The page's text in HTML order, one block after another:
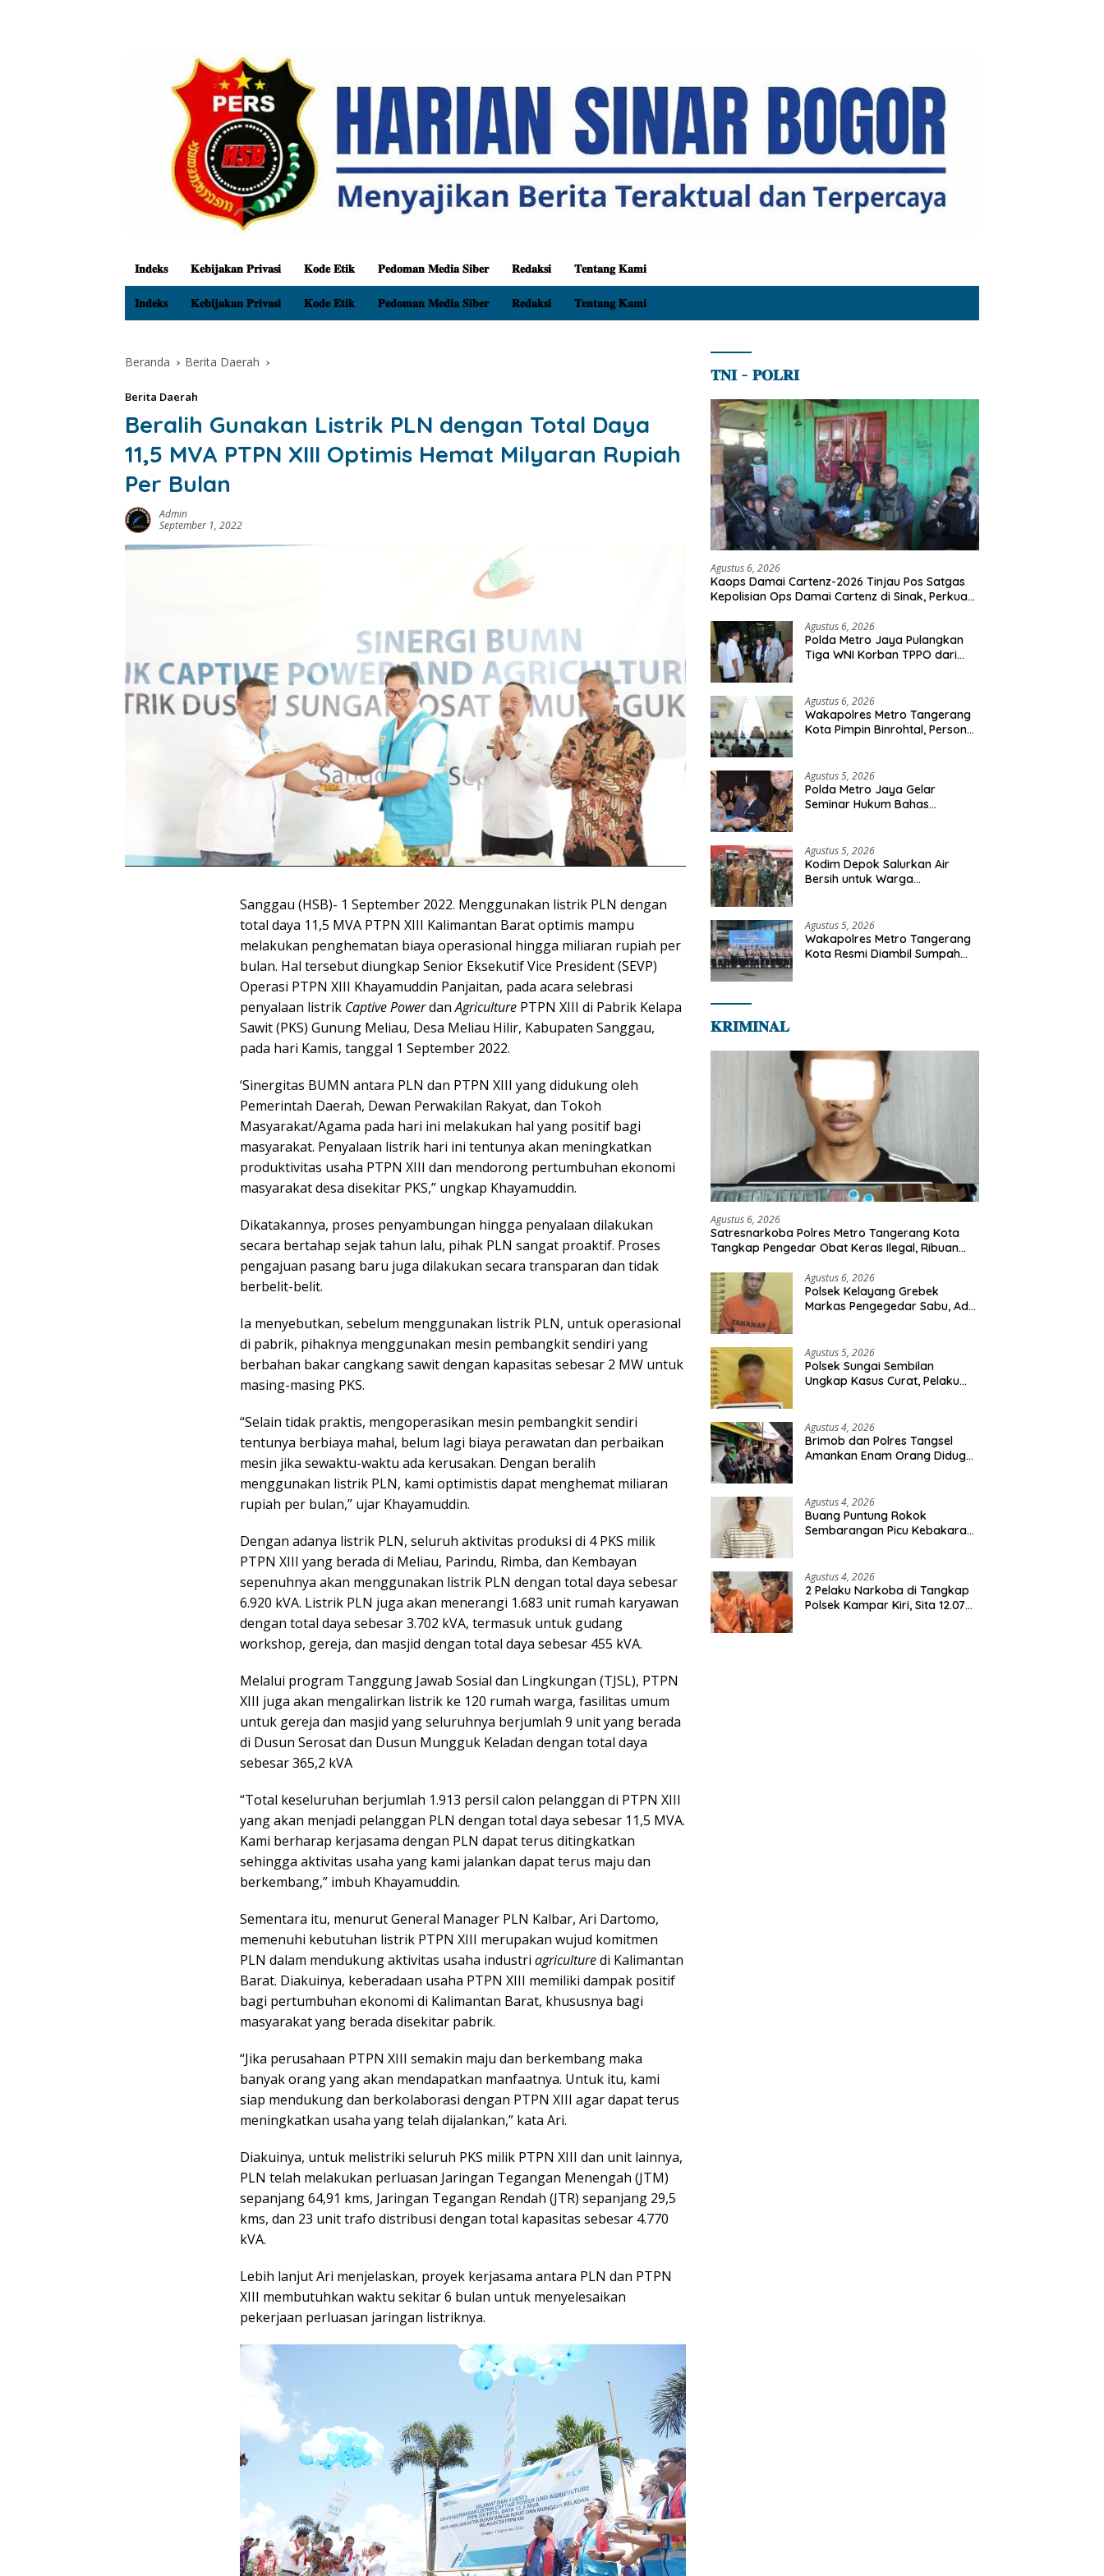
𝐈𝐧𝐝𝐞𝐤𝐬 𝐊𝐞𝐛𝐢𝐣𝐚𝐤𝐚𝐧 𝐏𝐫𝐢𝐯𝐚𝐬𝐢 𝐊𝐨𝐝𝐞 𝐄𝐭𝐢𝐤 𝐏𝐞𝐝𝐨𝐦𝐚𝐧 𝐌𝐞𝐝𝐢𝐚 𝐒𝐢𝐛𝐞𝐫 𝐑𝐞𝐝𝐚𝐤𝐬𝐢 𝐓𝐞𝐧𝐭𝐚𝐧𝐠 𝐊𝐚𝐦𝐢
𝐈𝐧𝐝𝐞𝐤𝐬 𝐊𝐞𝐛𝐢𝐣𝐚𝐤𝐚𝐧 𝐏𝐫𝐢𝐯𝐚𝐬𝐢 𝐊𝐨𝐝𝐞 𝐄𝐭𝐢𝐤 𝐏𝐞𝐝𝐨𝐦𝐚𝐧 𝐌𝐞𝐝𝐢𝐚 𝐒𝐢𝐛𝐞𝐫 𝐑𝐞𝐝𝐚𝐤𝐬𝐢 𝐓𝐞𝐧𝐭𝐚𝐧𝐠 𝐊𝐚𝐦𝐢
Beranda Berita Daerah
Berita Daerah
Beralih Gunakan Listrik PLN dengan Total Daya
11,5 MVA PTPN XIII Optimis Hemat Milyaran Rupiah
Per Bulan
Admin
September 1, 2022
Sanggau (HSB)- 1 September 2022. Menggunakan listrik PLN dengan
total daya 11,5 MVA PTPN XIII Kalimantan Barat optimis mampu
melakukan penghematan biaya operasional hingga miliaran rupiah per
bulan. Hal tersebut diungkap Senior Eksekutif Vice President (SEVP)
Operasi PTPN XIII Khayamuddin Panjaitan, pada acara selebrasi
penyalaan listrik Captive PowerdanAgriculture PTPN XIII di Pabrik Kelapa
Sawit (PKS) Gunung Meliau, Desa Meliau Hilir, Kabupaten Sanggau,
pada hari Kamis, tanggal 1 September 2022.
‘Sinergitas BUMN antara PLN dan PTPN XIII yang didukung oleh
Pemerintah Daerah, Dewan Perwakilan Rakyat, dan Tokoh
Masyarakat/Agama pada hari ini melakukan hal yang positif bagi
masyarakat. Penyalaan listrik hari ini tentunya akan meningkatkan
produktivitas usaha PTPN XIII dan mendorong pertumbuhan ekonomi
masyarakat desa disekitar PKS,” ungkap Khayamuddin.
Dikatakannya, proses penyambungan hingga penyalaan dilakukan
secara bertahap sejak tahun lalu, pihak PLN sangat proaktif. Proses
pengajuan pasang baru juga dilakukan secara transparan dan tidak
berbelit-belit.
Ia menyebutkan, sebelum menggunakan listrik PLN, untuk operasional
di pabrik, pihaknya menggunakan mesin pembangkit sendiri yang
berbahan bakar cangkang sawit dengan kapasitas sebesar 2 MW untuk
masing-masing PKS.
“Selain tidak praktis, mengoperasikan mesin pembangkit sendiri
tentunya berbiaya mahal, belum lagi biaya perawatan dan perbaikan
mesin jika sewaktu-waktu ada kerusakan. Dengan beralih
menggunakan listrik PLN, kami optimistis dapat menghemat miliaran
rupiah per bulan,” ujar Khayamuddin.
Dengan adanya listrik PLN, seluruh aktivitas produksi di 4 PKS milik
PTPN XIII yang berada di Meliau, Parindu, Rimba, dan Kembayan
sepenuhnya akan menggunakan listrik PLN dengan total daya sebesar
6.920 kVA. Listrik PLN juga akan menerangi 1.683 unit rumah karyawan
dengan total daya sebesar 3.702 kVA, termasuk untuk gudang
workshop, gereja, dan masjid dengan total daya sebesar 455 kVA.
Melalui program Tanggung Jawab Sosial dan Lingkungan (TJSL), PTPN
XIII juga akan mengalirkan listrik ke 120 rumah warga, fasilitas umum
untuk gereja dan masjid yang seluruhnya berjumlah 9 unit yang berada
di Dusun Serosat dan Dusun Mungguk Keladan dengan total daya
sebesar 365,2 kVA
“Total keseluruhan berjumlah 1.913 persil calon pelanggan di PTPN XIII
yang akan menjadi pelanggan PLN dengan total daya sebesar 11,5 MVA.
Kami berharap kerjasama dengan PLN dapat terus ditingkatkan
sehingga aktivitas usaha yang kami jalankan dapat terus maju dan
berkembang,” imbuh Khayamuddin.
Sementara itu, menurut General Manager PLN Kalbar, Ari Dartomo,
memenuhi kebutuhan listrik PTPN XIII merupakan wujud komitmen
PLN dalam mendukung aktivitas usaha industri agriculturedi Kalimantan
Barat. Diakuinya, keberadaan usaha PTPN XIII memiliki dampak positif
bagi pertumbuhan ekonomi di Kalimantan Barat, khususnya bagi
masyarakat yang berada disekitar pabrik.
“Jika perusahaan PTPN XIII semakin maju dan berkembang maka
banyak orang yang akan mendapatkan manfaatnya. Untuk itu, kami
siap mendukung dan berkolaborasi dengan PTPN XIII agar dapat terus
meningkatkan usaha yang telah dijalankan,” kata Ari.
Diakuinya, untuk melistriki seluruh PKS milik PTPN XIII dan unit lainnya,
PLN telah melakukan perluasan Jaringan Tegangan Menengah (JTM)
sepanjang 64,91 kms, Jaringan Tegangan Rendah (JTR) sepanjang 29,5
kms, dan 23 unit trafo distribusi dengan total kapasitas sebesar 4.770
kVA.
Lebih lanjut Ari menjelaskan, proyek kerjasama antara PLN dan PTPN
XIII membutuhkan waktu sekitar 6 bulan untuk menyelesaikan
pekerjaan perluasan jaringan listriknya.
𝐓𝐍𝐈 – 𝐏𝐎𝐋𝐑𝐈
Agustus 6, 2026
Kaops Damai Cartenz-2026 Tinjau Pos Satgas
Kepolisian Ops Damai Cartenz di Sinak, Perkuat
Agustus 6, 2026
Polda Metro Jaya Pulangkan
Tiga WNI Korban TPPO dari
Agustus 6, 2026
Wakapolres Metro Tangerang
Kota Pimpin Binrohtal, Personel
Agustus 5, 2026
Polda Metro Jaya Gelar
Seminar Hukum Bahas
Agustus 5, 2026
Kodim Depok Salurkan Air
Bersih untuk Warga
Agustus 5, 2026
Wakapolres Metro Tangerang
Kota Resmi Diambil Sumpah
𝐊𝐑𝐈𝐌𝐈𝐍𝐀𝐋
Agustus 6, 2026
Satresnarkoba Polres Metro Tangerang Kota
Tangkap Pengedar Obat Keras Ilegal, Ribuan
Agustus 6, 2026
Polsek Kelayang Grebek
Markas Pengegedar Sabu, Ada
Agustus 5, 2026
Polsek Sungai Sembilan
Ungkap Kasus Curat, Pelaku
Agustus 4, 2026
Brimob dan Polres Tangsel
Amankan Enam Orang Diduga
Agustus 4, 2026
Buang Puntung Rokok
Sembarangan Picu Kebakaran
Agustus 4, 2026
2 Pelaku Narkoba di Tangkap
Polsek Kampar Kiri, Sita 12.07